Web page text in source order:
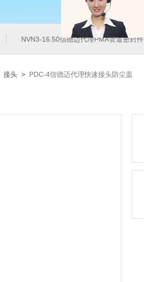
NVN3-16.50信德迈代理PMA管道密封件
接头 > PDC-4信德迈代理快速接头防尘盖